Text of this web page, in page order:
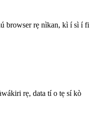
browser rẹ nìkan, kì í sì í fi
rẹ, data tí o tẹ sí kò